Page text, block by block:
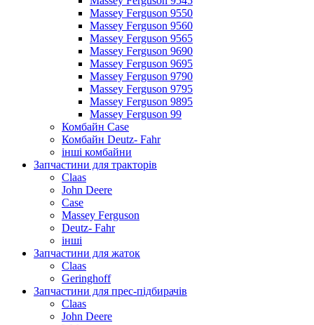
Massey Ferguson 9550
Massey Ferguson 9560
Massey Ferguson 9565
Massey Ferguson 9690
Massey Ferguson 9695
Massey Ferguson 9790
Massey Ferguson 9795
Massey Ferguson 9895
Massey Ferguson 99
Комбайн Case
Комбайн Deutz- Fahr
інші комбайни
Запчастини для тракторів
Claas
John Deere
Case
Massey Ferguson
Deutz- Fahr
інші
Запчастини для жаток
Claas
Geringhoff
Запчастини для прес-підбирачів
Claas
John Deere